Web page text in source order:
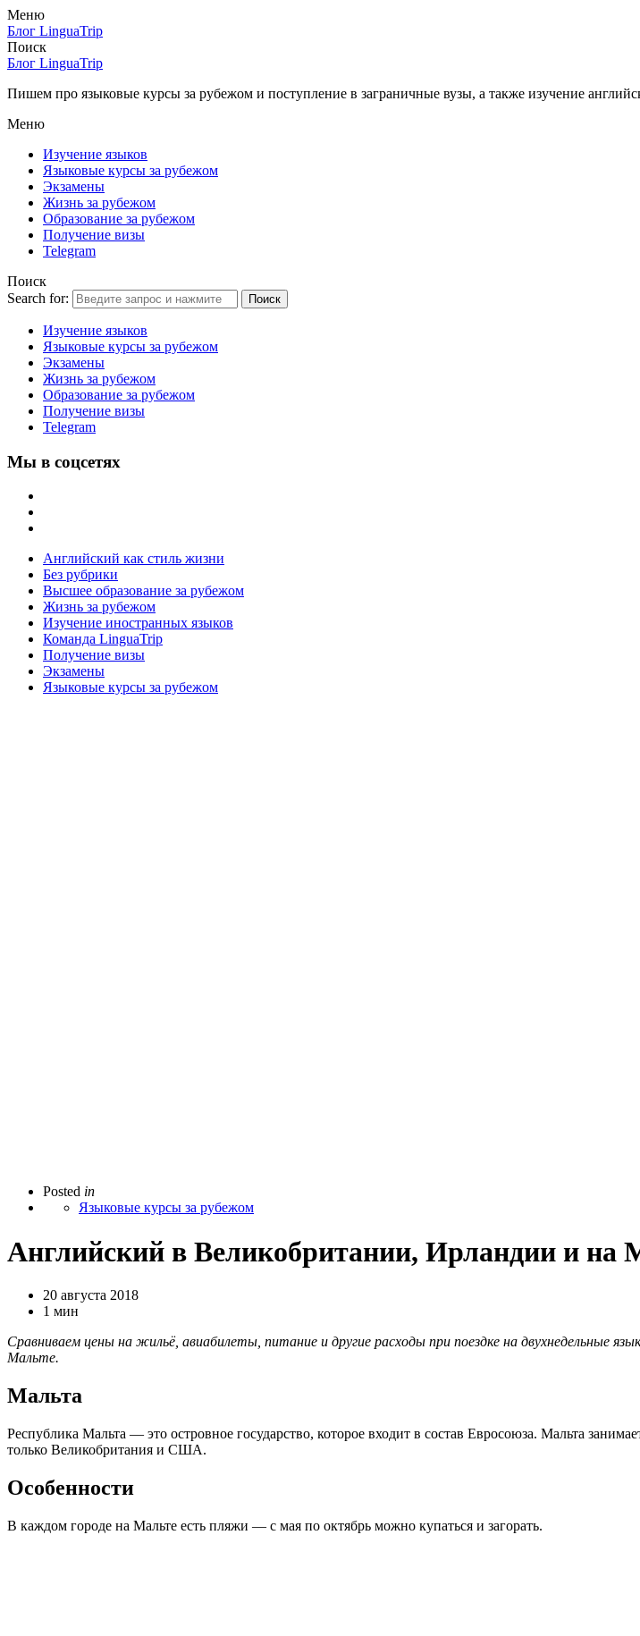
Меню
Блог LinguaTrip
Поиск
Блог LinguaTrip
Пишем про языковые курсы за рубежом и поступление в заграничные вузы, а также изучение
Меню
Изучение языков
Языковые курсы за рубежом
Экзамены
Жизнь за рубежом
Образование за рубежом
Получение визы
Telegram
Поиск
Search for:
Поиск
Изучение языков
Языковые курсы за рубежом
Экзамены
Жизнь за рубежом
Образование за рубежом
Получение визы
Telegram
Мы в соцсетях
Английский как стиль жизни
Без рубрики
Высшее образование за рубежом
Жизнь за рубежом
Изучение иностранных языков
Команда LinguaTrip
Получение визы
Экзамены
Языковые курсы за рубежом
Posted in
Языковые курсы за рубежом
Английский в Великобритании, Ирландии и на
20 августа 2018
1 мин
Сравниваем цены на жильё, авиабилеты, питание и другие расходы при поездке на двухнедельные
Мальте.
Мальта
Республика Мальта — это островное государство, которое входит в состав Евросоюза. Мальта
только Великобритания и США.
Особенности
В каждом городе на Мальте есть пляжи — с мая по октябрь можно купаться и загорать.